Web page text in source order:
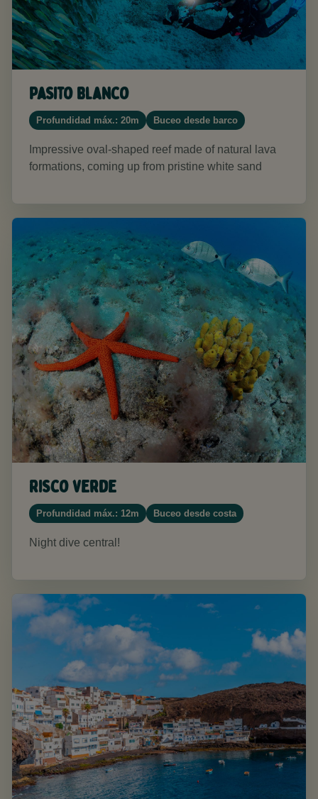
Pasito Blanco
Profundidad máx.: 20m Buceo desde barco
Impressive oval-shaped reef made of natural lava
formations, coming up from pristine white sand
Risco Verde
Profundidad máx.: 12m Buceo desde costa
Night dive central!​